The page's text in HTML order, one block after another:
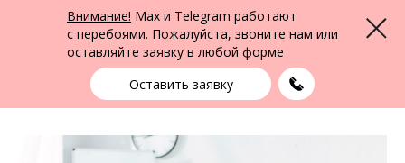
Внимание! Max и Telegram работают
с перебоями. Пожалуйста, звоните нам или
оставляйте заявку в любой форме
Оставить заявку
Меню
Юридическая помощь в Барнауле
ФПК Альтернатива
Барнаул
выбрать город
+7 (3852) 22-22-15